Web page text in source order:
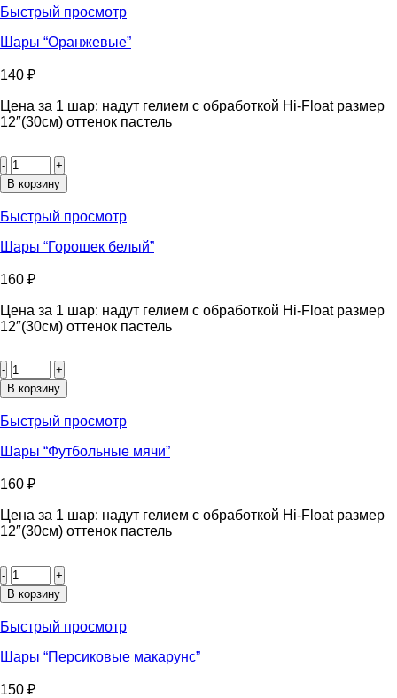
Быстрый просмотр
Шары “Оранжевые”
140 ₽
Цена за 1 шар: надут гелием с обработкой Hi-Float размер
12″(30см) оттенок пастель
товара
Шары
В корзину
Быстрый просмотр
Шары “Горошек белый”
160 ₽
Цена за 1 шар: надут гелием с обработкой Hi-Float размер
12″(30см) оттенок пастель
товара
Шары
белый"
В корзину
Быстрый просмотр
Шары “Футбольные мячи”
160 ₽
Цена за 1 шар: надут гелием с обработкой Hi-Float размер
12″(30см) оттенок пастель
товара
Шары
"Футбольные
мячи"
В корзину
Быстрый просмотр
Шары “Персиковые макарунс”
150 ₽